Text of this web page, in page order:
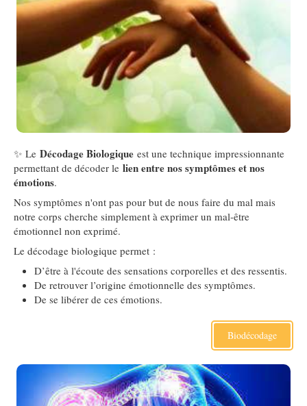
✨ Le Décodage Biologique est une technique impressionnante
permettant de décoder le lien entre nos symptômes et nos
émotions.
Nos symptômes n'ont pas pour but de nous faire du mal mais
notre corps cherche simplement à exprimer un mal-être
émotionnel non exprimé.
Le décodage biologique permet :
D’être à l'écoute des sensations corporelles et des ressentis.
De retrouver l’origine émotionnelle des symptômes.
De se libérer de ces émotions.
Biodécodage